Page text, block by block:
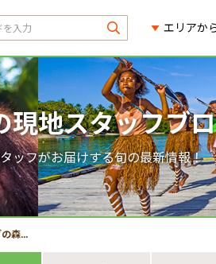
エリアか
現地スタッフブ
ッフがお届けする旬の最新情報！
情報】